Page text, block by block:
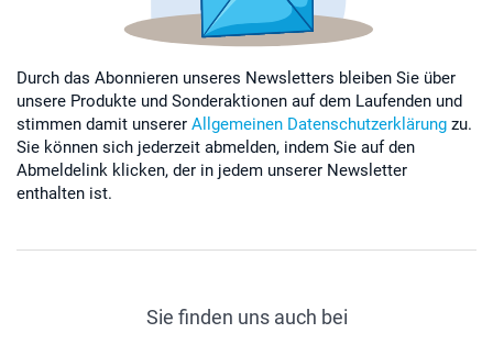
Durch das Abonnieren unseres Newsletters bleiben Sie über
unsere Produkte und Sonderaktionen auf dem Laufenden und
stimmen damit unserer Allgemeinen Datenschutzerklärung zu.
Sie können sich jederzeit abmelden, indem Sie auf den
Abmeldelink klicken, der in jedem unserer Newsletter
enthalten ist.
Sie finden uns auch bei